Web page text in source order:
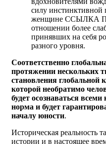
силу
женщине ССЫЛКА
отношении более
принявших на себя
разного уровня.
Соответственно
протяжении нескольких
становления глобальной
которой необратимо
будет осознаваться
норма и будет
началу юности.
Историческая реальность
истории и в настоящее